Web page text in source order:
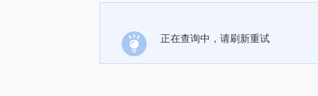
正在查询中，请刷新重试